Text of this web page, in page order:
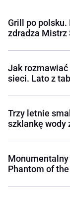
Grill po polsku.
zdradza Mistrz
Jak
sieci. Lato z
Trzy letnie
szklankę wody
Phantom of